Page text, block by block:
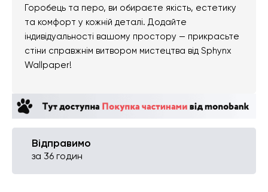
Горобець та перо, ви обираєте якість, естетику
та комфорт у кожній деталі. Додайте
індивідуальності вашому простору — прикрасьте
стіни справжнім витвором мистецтва від Sphynx
Wallpaper!
Відправимо
за 36 годин